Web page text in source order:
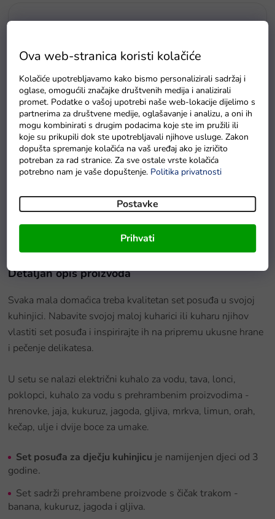
Ova web-stranica koristi kolačiće
Kolačiće upotrebljavamo kako bismo personalizirali sadržaj i
oglase, omogućili značajke društvenih medija i analizirali
promet. Podatke o vašoj upotrebi naše web-lokacije dijelimo s
partnerima za društvene medije, oglašavanje i analizu, a oni ih
mogu kombinirati s drugim podacima koje ste im pružili ili
koje su prikupili dok ste upotrebljavali njihove usluge. Zakon
dopušta spremanje kolačića na vaš uređaj ako je izričito
potreban za rad stranice. Za sve ostale vrste kolačića
potrebno nam je vaše dopuštenje. Politika privatnosti
Postavke
Prihvati
Dječja drvena kuhinja Meggie za kuhanje
Na zalihama
Detaljan opis proizvoda
Svaka mala domaćica treba kvalitetan set posuđa u svojoj
kuhinjici. Nabavite svojoj maloj kuharici ili kuharu njihov
vlastiti set posuđa i inspirirajte ih na pripremu ukusne hrane
i pečenje delikatesa.
U setu se nalazi električni kuhalo za vodu, tava, lonci,
poklopci, kuhalo za vodu s prehrambenim proizvodima -
hrenovke, jaja, kukuruz, jagoda, gljiva, mrkva, limun, orah,
kečap, ulje i dvije boce za umake.
Set posuđa za dječju kuhinjicu je namijenjen djeci od 3
godine.
Set sadrži prehrambene proizvode s čičak trakom -
banana, kukuruz, jagoda i gljiva.